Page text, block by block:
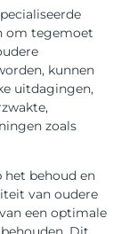
om tegemoet
kunnen
uitdagingen,
zoals
het behoud en
van oudere
een optimale